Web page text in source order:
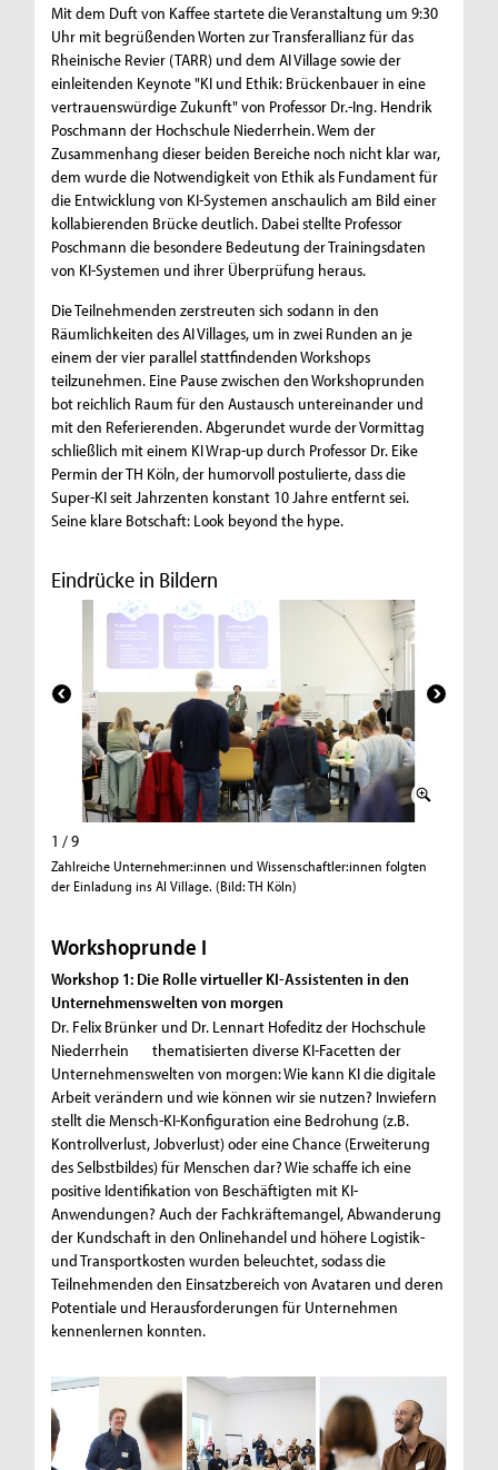
Mit dem Duft von Kaffee startete die Veranstaltung um 9:30
Uhr mit begrüßenden Worten zur Transferallianz für das
Rheinische Revier (TARR) und dem AI Village sowie der
einleitenden Keynote "KI und Ethik: Brückenbauer in eine
vertrauenswürdige Zukunft" von Professor Dr.-Ing. Hendrik
Poschmann der Hochschule Niederrhein. Wem der
Zusammenhang dieser beiden Bereiche noch nicht klar war,
dem wurde die Notwendigkeit von Ethik als Fundament für
die Entwicklung von KI-Systemen anschaulich am Bild einer
kollabierenden Brücke deutlich. Dabei stellte Professor
Poschmann die besondere Bedeutung der Trainingsdaten
von KI-Systemen und ihrer Überprüfung heraus.
Die Teilnehmenden zerstreuten sich sodann in den
Räumlichkeiten des AI Villages, um in zwei Runden an je
einem der vier parallel stattfindenden Workshops
teilzunehmen. Eine Pause zwischen den Workshoprunden
bot reichlich Raum für den Austausch untereinander und
mit den Referierenden. Abgerundet wurde der Vormittag
schließlich mit einem KI Wrap-up durch Professor Dr. Eike
Permin der TH Köln, der humorvoll postulierte, dass die
Super-KI seit Jahrzenten konstant 10 Jahre entfernt sei.
Seine klare Botschaft: Look beyond the hype.
Eindrücke in Bildern
1 / 9
Zahlreiche Unternehmer:innen und Wissenschaftler:innen folgten
der Einladung ins AI Village. (Bild: TH Köln)
Workshoprunde I
Workshop 1: Die Rolle virtueller KI-Assistenten in den
Unternehmenswelten von morgen
Dr. Felix Brünker und Dr. Lennart Hofeditz der Hochschule
Niederrhein thematisierten diverse KI-Facetten der
Unternehmenswelten von morgen: Wie kann KI die digitale
Arbeit verändern und wie können wir sie nutzen? Inwiefern
stellt die Mensch-KI-Konfiguration eine Bedrohung (z.B.
Kontrollverlust, Jobverlust) oder eine Chance (Erweiterung
des Selbstbildes) für Menschen dar? Wie schaffe ich eine
positive Identifikation von Beschäftigten mit KI-
Anwendungen? Auch der Fachkräftemangel, Abwanderung
der Kundschaft in den Onlinehandel und höhere Logistik-
und Transportkosten wurden beleuchtet, sodass die
Teilnehmenden den Einsatzbereich von Avataren und deren
Potentiale und Herausforderungen für Unternehmen
kennenlernen konnten.